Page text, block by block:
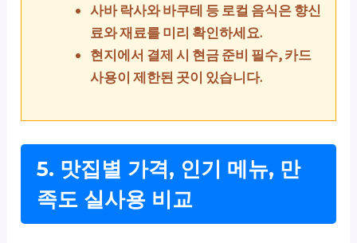
사바 락사와 바쿠테 등 로컬 음식은 향신
료와 재료를 미리 확인하세요.
현지에서 결제 시 현금 준비 필수, 카드
사용이 제한된 곳이 있습니다.
5. 맛집별 가격, 인기 메뉴, 만
족도 실사용 비교